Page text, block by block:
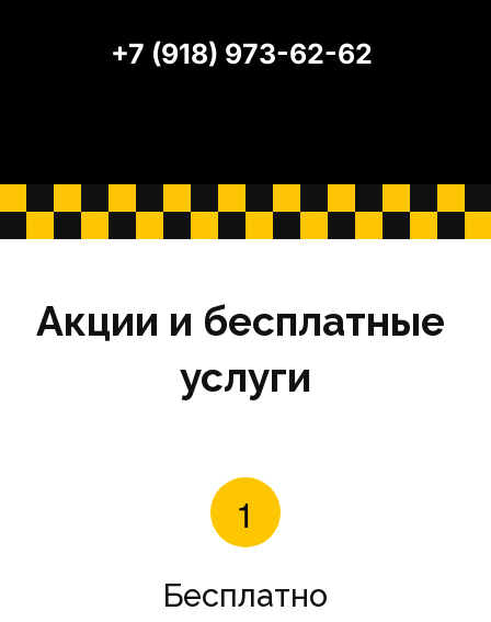
+7 (918) 973-62-62
Акции и бесплатные
услуги
Бесплатно